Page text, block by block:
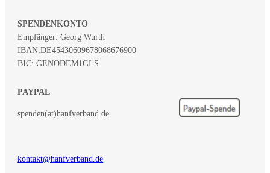
SPENDENKONTO
Empfänger: Georg Wurth
IBAN:DE45430609678068676900
BIC: GENODEM1GLS
PAYPAL
spenden(at)hanfverband.de
kontakt@hanfverband.de